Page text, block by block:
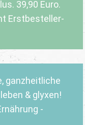
. 39,90 Euro.
Erstbesteller-
ganzheitliche
& glyxen!
-